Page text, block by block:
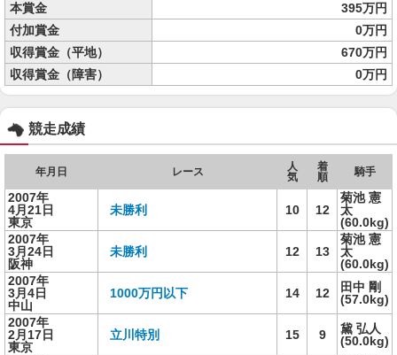
本賞金
395万円
付加賞金
0万円
収得賞金（平地）
670万円
収得賞金（障害）
0万円
競走成績
年月日 レース
人
気
着
順
騎手
2007年
4月21日
東京
未勝利 10 12
菊池 憲
太
(60.0kg)
2007年
3月24日
阪神
未勝利 12 13
菊池 憲
太
(60.0kg)
2007年
3月4日
中山
1000万円以下 14 12
田中 剛
(57.0kg)
2007年
2月17日
東京
立川特別 15 9
黛 弘人
(50.0kg)